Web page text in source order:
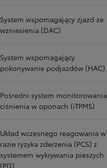
System wspomagający zjazd ze
wzniesienia (DAC)
System wspomagający
pokonywanie podjazdów (HAC)
Pośredni system monitorowania
ciśnienia w oponach (iTPMS)
Układ wczesnego reagowania w
razie ryzyka zderzenia (PCS) z
systemem wykrywania pieszych
(PD)